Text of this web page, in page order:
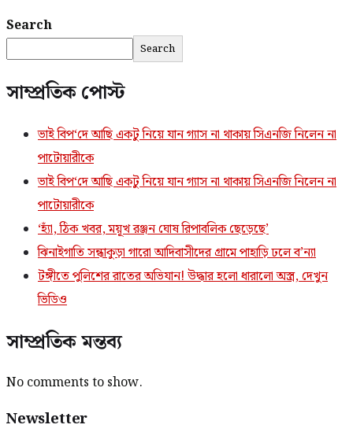
Search
Search
সাম্প্রতিক পোস্ট
ভাই বিপ‘দে আছি একটু নিয়ে যান গ্যাস না থাকায় সিএনজি নিলেন না
পাটোয়ারীকে
ভাই বিপ‘দে আছি একটু নিয়ে যান গ্যাস না থাকায় সিএনজি নিলেন না
পাটোয়ারীকে
‘হ্যাঁ, ঠিক খবর, ময়ূখ রঞ্জন ঘোষ রিপাবলিক ছেড়েছে’
ঝিনাইগাতি সন্ধাকুড়া গারো আদিবাসীদের গ্রামে পাহাড়ি ঢলে ব’ন্যা
টঙ্গীতে পুলিশের রাতের অভিযান! উদ্ধার হলো ধারালো অস্ত্র, দেখুন
ভিডিও
সাম্প্রতিক মন্তব্য
No comments to show.
Newsletter